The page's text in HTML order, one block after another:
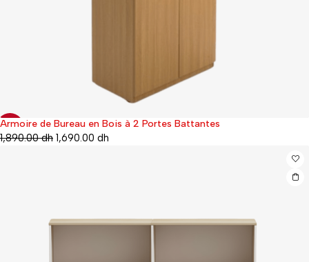
-11%
Armoire de Bureau en Bois à 2 Portes Battantes
1,890.00dh 1,690.00 dh